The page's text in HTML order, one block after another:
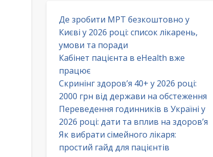
Де зробити МРТ безкоштовно у
Києві у 2026 році: список лікарень,
умови та поради
Кабінет пацієнта в eHealth вже
працює
Скринінг здоров’я 40+ у 2026 році:
2000 грн від держави на обстеження
Переведення годинників в Україні у
2026 році: дати та вплив на здоров’я
Як вибрати сімейного лікаря:
простий гайд для пацієнтів